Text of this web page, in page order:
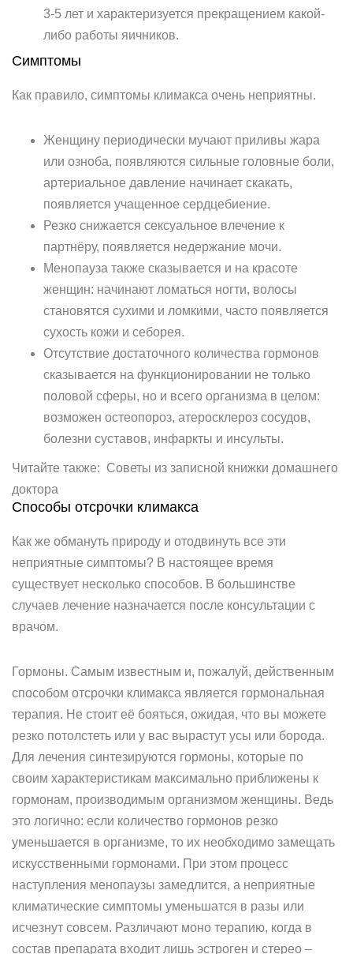
3-5 лет и характеризуется прекращением какой-
либо работы яичников.
Симптомы
Как правило, симптомы климакса очень неприятны.
Женщину периодически мучают приливы жара
или озноба, появляются сильные головные боли,
артериальное давление начинает скакать,
появляется учащенное сердцебиение.
Резко снижается сексуальное влечение к
партнёру, появляется недержание мочи.
Менопауза также сказывается и на красоте
женщин: начинают ломаться ногти, волосы
становятся сухими и ломкими, часто появляется
сухость кожи и себорея.
Отсутствие достаточного количества гормонов
сказывается на функционировании не только
половой сферы, но и всего организма в целом:
возможен остеопороз, атеросклероз сосудов,
болезни суставов, инфаркты и инсульты.
Читайте также: Советы из записной книжки домашнего
доктора
Способы отсрочки климакса
Как же обмануть природу и отодвинуть все эти
неприятные симптомы? В настоящее время
существует несколько способов. В большинстве
случаев лечение назначается после консультации с
врачом.
Гормоны. Самым известным и, пожалуй, действенным
способом отсрочки климакса является гормональная
терапия. Не стоит её бояться, ожидая, что вы можете
резко потолстеть или у вас вырастут усы или борода.
Для лечения синтезируются гормоны, которые по
своим характеристикам максимально приближены к
гормонам, производимым организмом женщины. Ведь
это логично: если количество гормонов резко
уменьшается в организме, то их необходимо замещать
искусственными гормонами. При этом процесс
наступления менопаузы замедлится, а неприятные
климатические симптомы уменьшатся в разы или
исчезнут совсем. Различают моно терапию, когда в
состав препарата входит лишь эстроген и стерео –